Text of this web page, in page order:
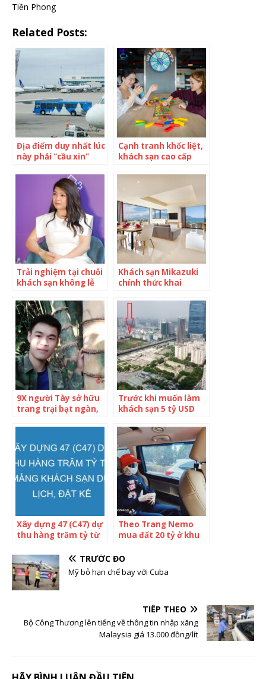
Tiền Phong
Related Posts:
Địa điểm duy nhất lúc
này phải “cầu xin”
đến
Cạnh tranh khốc liệt,
khách sạn cao cấp
khách bằng loạt trò
chơi dân gian ô ăn
quan, nhảy lò cò, cờ
búng…
Trải nghiệm tại chuỗi
khách sạn không lễ
đồng/đêm: Có thể
check-in trước 2
ngày, khách được
nhớ tên khi quay trở
lại
Khách sạn Mikazuki
chính thức khai
01.06.2022
9X người Tày sở hữu
trang trại bạt ngàn,
siêu to khổng lồ,
Facebook sống ảo
đăng ‘lịch mổ lợn’,
bán cả chục tấn nông
sản cho khách Hà Nội
mỗi năm
Trước khi muốn làm
khách sạn 5 tỷ USD
Bắc City từng ấp ủ
xây tòa nhà cao nhất
Việt Nam nhưng sau
hơn 10 năm bán đi
mua lại vẫn chưa thể
triển khai
Xây dựng 47 (C47) dự
thu hàng trăm tỷ từ
lịch, đặt kế hoạch lãi
năm 2022 tăng 39%
Theo Trang Nemo
mua đất 20 tỷ ở khu
Lạt: BĐS đang “điên
giá”, cò không tiếp
khách tài chính dưới
TRƯỚC ĐÓ
Mỹ bỏ hạn chế bay với Cuba
TIẾP THEO
Bộ Công Thương lên tiếng về thông tin nhập xăng
Malaysia giá 13.000 đồng/lít